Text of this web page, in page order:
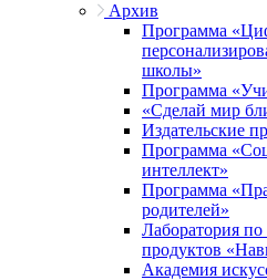
Архив
Программа
школы»
Программа
«Сделай мир
Издательские
Программа
интеллект»
Программа
родителей»
Лаборатория
продуктов
Академия